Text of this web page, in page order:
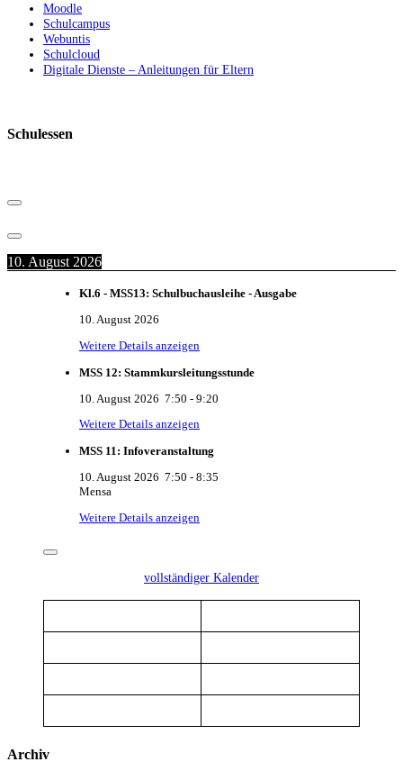
Moodle
Schulcampus
Webuntis
Schulcloud
Digitale Dienste – Anleitungen für Eltern
Schulessen
10. August 2026
Kl.6 - MSS13: Schulbuchausleihe - Ausgabe
10. August 2026
Weitere Details anzeigen
MSS 12: Stammkursleitungsstunde
10. August 2026 7:50 - 9:20
Weitere Details anzeigen
MSS 11: Infoveranstaltung
10. August 2026 7:50 - 8:35
Mensa
Weitere Details anzeigen
vollständiger Kalender
Archiv